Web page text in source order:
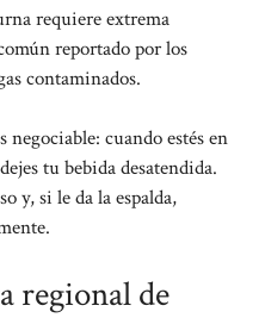
requiere extrema
reportado por los
contaminados.
cuando estés en
tu bebida desatendida.
y, si le da la espalda,
regional de